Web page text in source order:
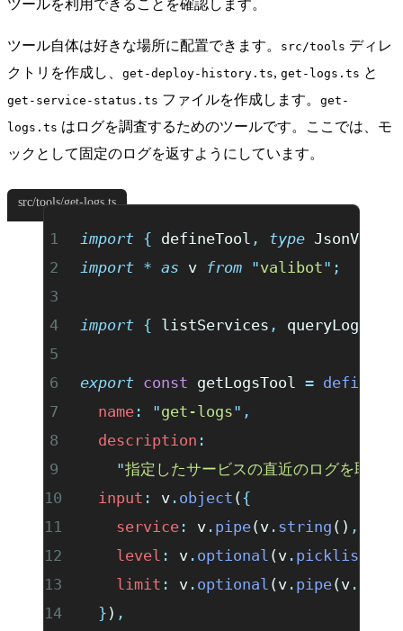
ツールを利用できることを確認します。
ツール自体は好きな場所に配置できます。 src/tools ディレ
クトリを作成し、 get-deploy-history.ts, get-logs.ts と
get-service-status.ts ファイルを作成します。 get-
logs.ts はログを調査するためのツールです。ここでは、モ
ックとして固定のログを返すようにしています。
src/tools/get-logs.ts
import { defineTool , type JsonValue
import * as v from "valibot" ;
import { listServices , queryLogs
export const getLogsTool =
  name
: "get-logs" ,
  description
:
    "
指定したサービスの直近のログを取
  input
: v . object ({
    service
: v . pipe(v . string () ,
    level
: v . optional (v . picklist
    limit
: v . optional (v . pipe(v .
  }
) ,